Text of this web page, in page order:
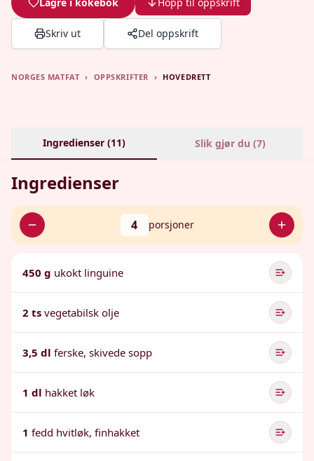
Skriv ut Del oppskrift
NORGES MATFAT › OPPSKRIFTER › HOVEDRETT
Ingredienser (11) Slik gjør du (7)
Ingredienser
4 porsjoner
450 g ukokt linguine
2 ts vegetabilsk olje
3,5 dl ferske, skivede sopp
1 dl hakket løk
1 fedd hvitløk, finhakket